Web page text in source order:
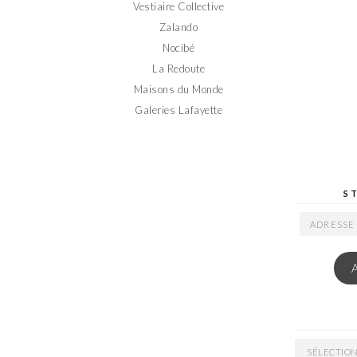
Vestiaire Collective
Zalando
Nocibé
La Redoute
Maisons du Monde
Galeries Lafayette
ADRESSE
ARCHIVES